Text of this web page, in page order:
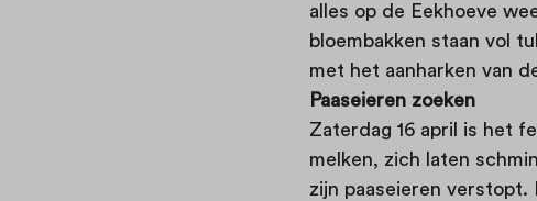
alles op de Eekhoeve
bloembakken staan vol
met het aanharken van
Paaseieren zoeken
Zaterdag 16 april is het
melken, zich laten
zijn paaseieren